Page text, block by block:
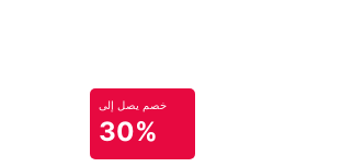
خصم يصل إلى
30%